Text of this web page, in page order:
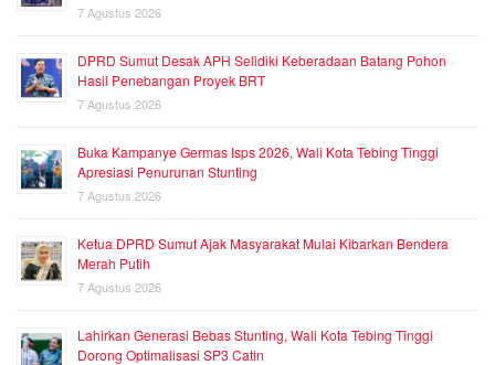
7 Agustus 2026
DPRD Sumut Desak APH Selidiki Keberadaan Batang Pohon
Hasil Penebangan Proyek BRT
7 Agustus 2026
Buka Kampanye Germas Isps 2026, Wali Kota Tebing Tinggi
Apresiasi Penurunan Stunting
7 Agustus 2026
Ketua DPRD Sumut Ajak Masyarakat Mulai Kibarkan Bendera
Merah Putih
7 Agustus 2026
Lahirkan Generasi Bebas Stunting, Wali Kota Tebing Tinggi
Dorong Optimalisasi SP3 Catin